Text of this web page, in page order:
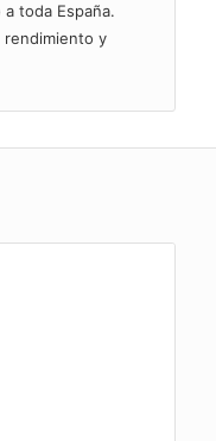
toda España.
rendimiento y